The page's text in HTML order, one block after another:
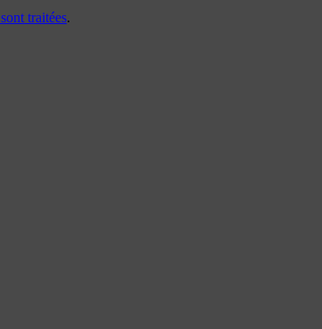
traitées.